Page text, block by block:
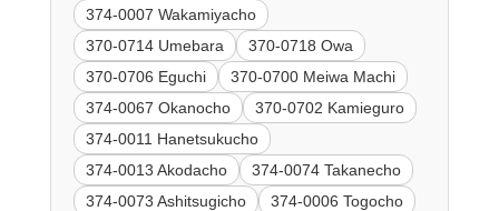
374-0007 Wakamiyacho
370-0714 Umebara
370-0718 Owa
370-0706 Eguchi
370-0700 Meiwa Machi
374-0067 Okanocho
370-0702 Kamieguro
374-0011 Hanetsukucho
374-0013 Akodacho
374-0074 Takanecho
374-0073 Ashitsugicho
374-0006 Togocho